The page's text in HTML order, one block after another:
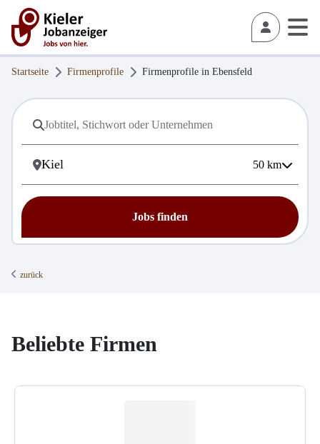
Startseite Firmenprofile Firmenprofile in Ebensfeld
50 km
Jobs finden
zurück
Beliebte Firmen